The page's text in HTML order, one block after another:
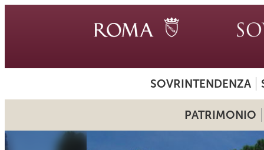
SOVRINTENDENZA
PATRIMONIO